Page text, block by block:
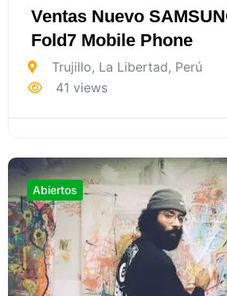
Ventas Nuevo
Fold7 Mobile Phone
Trujillo, La Libertad, Perú
41 views
Abiertos